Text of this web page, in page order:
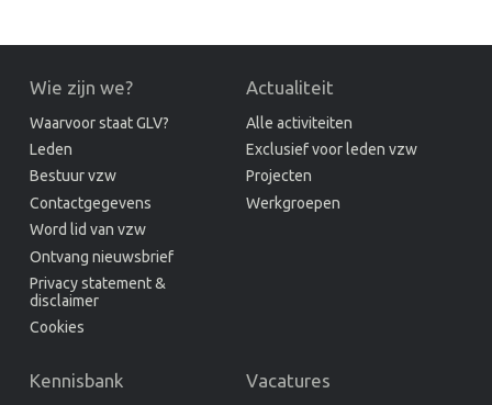
Wie zijn we?
Waarvoor staat GLV?
Leden
Bestuur vzw
Contactgegevens
Word lid van vzw
Ontvang nieuwsbrief
Privacy statement &
disclaimer
Cookies
Actualiteit
Alle activiteiten
Exclusief voor leden vzw
Projecten
Werkgroepen
Kennisbank Vacatures